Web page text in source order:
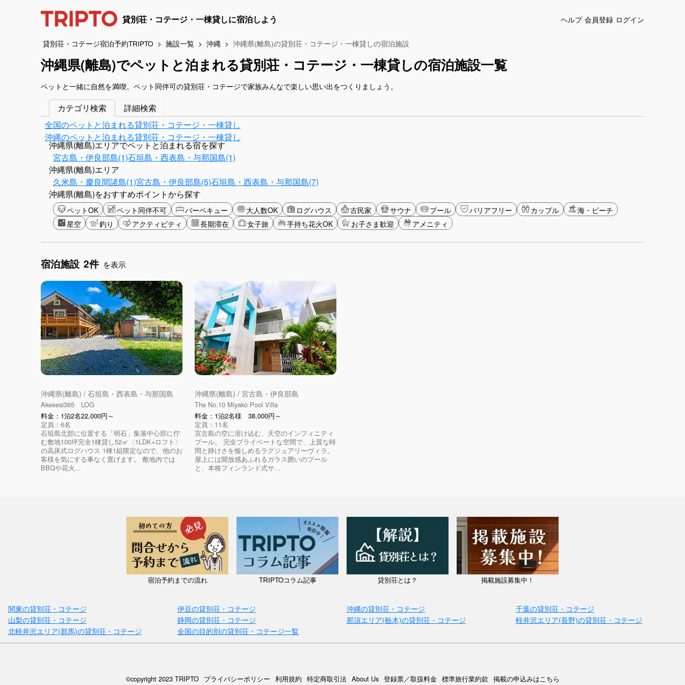
貸別荘・コテージ・一棟貸しに宿泊しよう ヘルプ 会員登録 ログイン
貸別荘・コテージ宿泊予約TRIPTO 施設一覧 沖縄 沖縄県(離島)の貸別荘・コテージ・一棟貸しの宿泊施設
沖縄県(離島)でペットと泊まれる貸別荘・コテージ・一棟貸しの宿泊施設一覧
ペットと一緒に自然を満喫。ペット同伴可の貸別荘・コテージで家族みんなで楽しい思い出をつくりましょう。
カテゴリ検索
詳細検索
全国のペットと泊まれる貸別荘・コテージ・一棟貸し
沖縄のペットと泊まれる貸別荘・コテージ・一棟貸し
沖縄県(離島)エリアでペットと泊まれる宿を探す
宮古島・伊良部島(1)石垣島・西表島・与那国島(1)
沖縄県(離島)エリア
久米島・慶良間諸島(1)宮古島・伊良部島(5)石垣島・西表島・与那国島(7)
沖縄県(離島)をおすすめポイントから探す
ペットOK ペット同伴不可 バーベキュー 大人数OK ログハウス 古民家 サウナ プール バリアフリー カップル
海・ビーチ
星空
釣り アクティビティ 長期滞在 女子旅 手持ち花火OK お子さま歓迎 アメニティ
宿泊施設 2件 を表示
沖縄県(離島) / 石垣島・西表島・与那国島
Akeeesi365 LOG
料金：1泊2名22,000円～
定員：6名
石垣島北部に位置する「明石」集落中心部に佇
む敷地100坪完全1棟貸し52㎡〈1LDK+ロフト〉
の高床式ログハウス 1棟1組限定なので、他のお
客様を気にする事なく寛げます。 敷地内では
BBQや花火...
沖縄県(離島) / 宮古島・伊良部島
The No.10 Miyako Pool Villa
料金：1泊2名様 38,000円～
定員：11名
宮古島の空に溶け込む、天空のインフィニティ
プール。 完全プライベートな空間で、上質な時
間と静けさを愉しめるラグジュアリーヴィラ。
屋上には開放感あふれるガラス囲いのプール
と、本格フィンランド式サ...
宿泊予約までの流れ TRIPTOコラム記事 貸別荘とは？ 掲載施設募集中！
関東の貸別荘・コテージ 伊豆の貸別荘・コテージ 沖縄の貸別荘・コテージ
千葉の貸別荘・コテージ
山梨の貸別荘・コテージ
静岡の貸別荘・コテージ 那須エリア(栃木)の貸別荘・コテージ
軽井沢エリア(長野)の貸別荘・コテージ
北軽井沢エリア(群馬)の貸別荘・コテージ
全国の目的別の貸別荘・コテージ一覧
©copyright 2023 TRIPTO プライバシーポリシー 利用規約 特定商取引法 About Us 登録票／取扱料金 標準旅行業約款 掲載の申込みはこちら